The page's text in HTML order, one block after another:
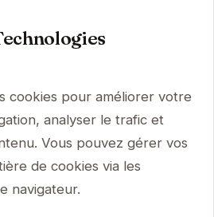
cookies pour améliorer votre
analyser le trafic et
Vous pouvez gérer vos
de cookies via les
navigateur.